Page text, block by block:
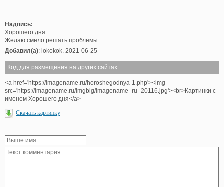
Надпись:
Хорошего дня.
Желаю смело решать проблемы.
Добавил(а): lokokok. 2021-06-25
Код для размещения на других сайтах
<a href='https://imagename.ru/horoshegodnya-1.php'><img
src='https://imagename.ru/imgbig/imagename_ru_20116.jpg'><br>Картинки с
именем Хорошего дня</a>
Скачать картинку